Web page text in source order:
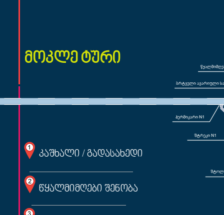
მოკლე ტური
კაშხალი / გადასახედი
წყალმიმღები შენობა